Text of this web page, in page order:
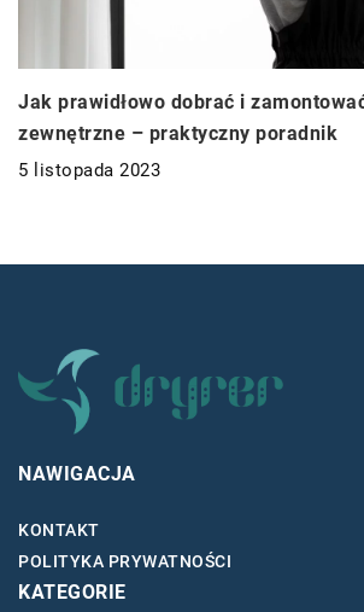
Jak prawidłowo dobrać i
zewnętrzne – praktyczny poradnik
5 listopada 2023
NAWIGACJA
KONTAKT
POLITYKA PRYWATNOŚCI
KATEGORIE